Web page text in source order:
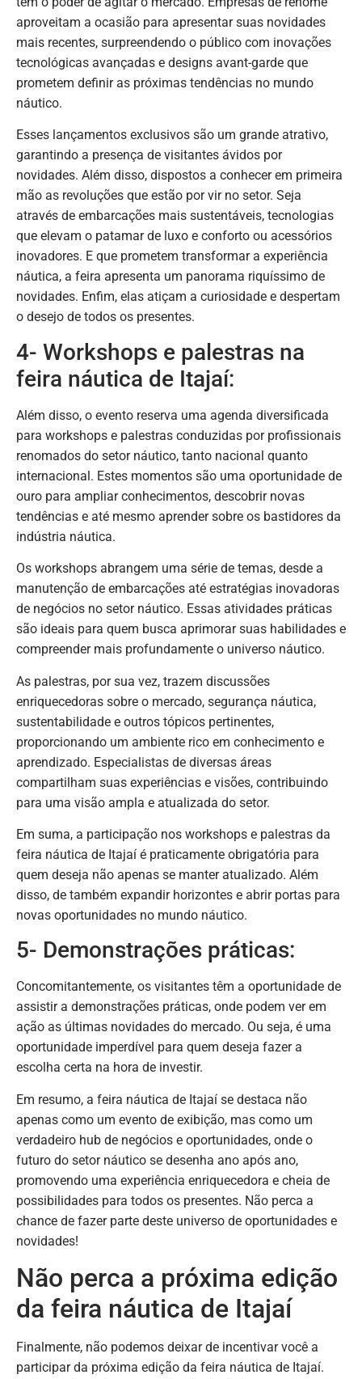
aproveitam a ocasião para apresentar suas novidades
mais recentes, surpreendendo o público com inovações
tecnológicas avançadas e designs avant-garde que
prometem definir as próximas tendências no mundo
náutico.
Esses lançamentos exclusivos são um grande atrativo,
garantindo a presença de visitantes ávidos por
novidades. Além disso, dispostos a conhecer em primeira
mão as revoluções que estão por vir no setor. Seja
através de embarcações mais sustentáveis, tecnologias
que elevam o patamar de luxo e conforto ou acessórios
inovadores. E que prometem transformar a experiência
náutica, a feira apresenta um panorama riquíssimo de
novidades. Enfim, elas atiçam a curiosidade e despertam
o desejo de todos os presentes.
4- Workshops e palestras na
feira náutica de Itajaí:
Além disso, o evento reserva uma agenda diversificada
para workshops e palestras conduzidas por profissionais
renomados do setor náutico, tanto nacional quanto
internacional. Estes momentos são uma oportunidade de
ouro para ampliar conhecimentos, descobrir novas
tendências e até mesmo aprender sobre os bastidores da
indústria náutica.
Os workshops abrangem uma série de temas, desde a
manutenção de embarcações até estratégias inovadoras
de negócios no setor náutico. Essas atividades práticas
são ideais para quem busca aprimorar suas habilidades e
compreender mais profundamente o universo náutico.
As palestras, por sua vez, trazem discussões
enriquecedoras sobre o mercado, segurança náutica,
sustentabilidade e outros tópicos pertinentes,
proporcionando um ambiente rico em conhecimento e
aprendizado. Especialistas de diversas áreas
compartilham suas experiências e visões, contribuindo
para uma visão ampla e atualizada do setor.
Em suma, a participação nos workshops e palestras da
feira náutica de Itajaí é praticamente obrigatória para
quem deseja não apenas se manter atualizado. Além
disso, de também expandir horizontes e abrir portas para
novas oportunidades no mundo náutico.
5- Demonstrações práticas:
Concomitantemente, os visitantes têm a oportunidade de
assistir a demonstrações práticas, onde podem ver em
ação as últimas novidades do mercado. Ou seja, é uma
oportunidade imperdível para quem deseja fazer a
escolha certa na hora de investir.
Em resumo, a feira náutica de Itajaí se destaca não
apenas como um evento de exibição, mas como um
verdadeiro hub de negócios e oportunidades, onde o
futuro do setor náutico se desenha ano após ano,
promovendo uma experiência enriquecedora e cheia de
possibilidades para todos os presentes. Não perca a
chance de fazer parte deste universo de oportunidades e
novidades!
Não perca a próxima edição
da feira náutica de Itajaí
Finalmente, não podemos deixar de incentivar você a
participar da próxima edição da feira náutica de Itajaí.